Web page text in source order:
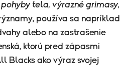
tela, výrazné grimasy,
používa sa napríklad
alebo na zastrašenie
ktorú pred zápasmi
Blacks ako výraz svojej